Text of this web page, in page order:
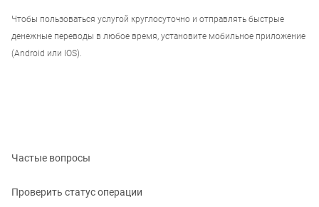
Чтобы пользоваться услугой круглосуточно и отправлять быстрые
денежные переводы в любое время, установите мобильное приложение
(Android или IOS).
Частые вопросы
Проверить статус операции